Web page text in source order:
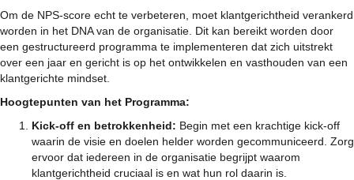
Om de NPS-score echt te verbeteren, moet klantgerichtheid verankerd
worden in het DNA van de organisatie. Dit kan bereikt worden door
een gestructureerd programma te implementeren dat zich uitstrekt
over een jaar en gericht is op het ontwikkelen en vasthouden van een
klantgerichte mindset.
Hoogtepunten van het Programma:
Kick-off en betrokkenheid: Begin met een krachtige kick-off
waarin de visie en doelen helder worden gecommuniceerd. Zorg
ervoor dat iedereen in de organisatie begrijpt waarom
klantgerichtheid cruciaal is en wat hun rol daarin is.